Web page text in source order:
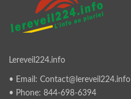
Lereveil224.info
• Email: Contact@lereveil224.info
• Phone: 844-698-6394